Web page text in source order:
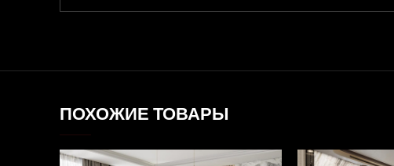
ПОХОЖИЕ ТОВАРЫ